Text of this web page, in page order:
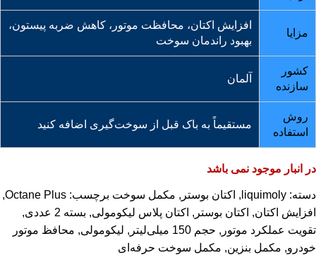
مزایا
افزایش اکتان، محافظت موتور، کاهش ضربه پیستون،
بهبود راندمان سوخت
کشور
سازنده
آلمان
روش
استفاده
مستقیماً به باک قبل از سوخت‌گیری اضافه کنید
در انبار موجود نمی باشد
دسته: liquimoly
, اکتان بوستر , مکمل سوخت برچسب: Octane Plus
,
افزایش اکتان, اکتان بوستر , اکتان پلاس لیکومولی, بسته 2 عددی
,
تقویت عملکرد موتور , حجم 150 میلی‌لیتر , لیکومولی, محافظ موتور
خودرو, مکمل بنزین, مکمل سوخت حرفه‌ای